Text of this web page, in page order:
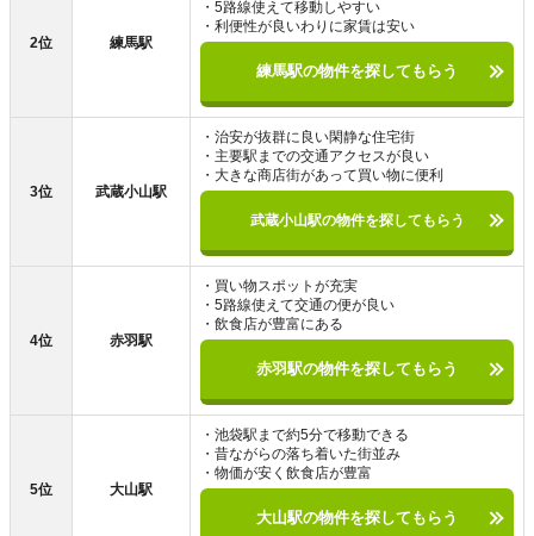
2位 練馬駅
・5路線使えて移動しやすい
・利便性が良いわりに家賃は安い
練馬駅の物件を探してもらう
3位 武蔵小山駅
・治安が抜群に良い閑静な住宅街
・主要駅までの交通アクセスが良い
・大きな商店街があって買い物に便利
武蔵小山駅の物件を探してもらう
4位 赤羽駅
・買い物スポットが充実
・5路線使えて交通の便が良い
・飲食店が豊富にある
赤羽駅の物件を探してもらう
5位 大山駅
・池袋駅まで約5分で移動できる
・昔ながらの落ち着いた街並み
・物価が安く飲食店が豊富
大山駅の物件を探してもらう